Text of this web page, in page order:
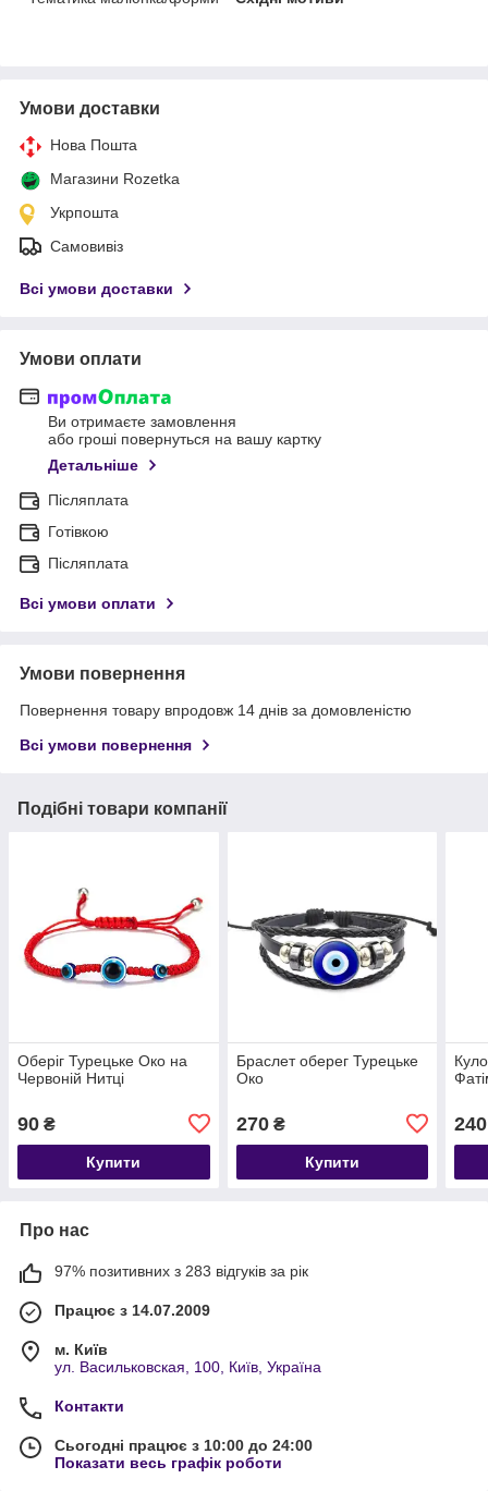
Умови доставки
Нова Пошта
Магазини Rozetka
Укрпошта
Самовивіз
Всі умови доставки
Умови оплати
Ви отримаєте замовлення
або гроші повернуться на вашу картку
Детальніше
Післяплата
Готівкою
Післяплата
Всі умови оплати
Умови повернення
Повернення товару впродовж 14 днів за домовленістю
Всі умови повернення
Подібні товари компанії
Оберіг Турецьке Око на
Червоній Нитці
90 ₴
Купити
Браслет оберег Турецьке
Око
270₴
Купити
240
Про нас
97% позитивних з 283 відгуків за рік
Працює з 14.07.2009
м. Київ
ул. Васильковская, 100, Київ, Україна
Контакти
Сьогодні працює з 10:00 до 24:00
Показати весь графік роботи